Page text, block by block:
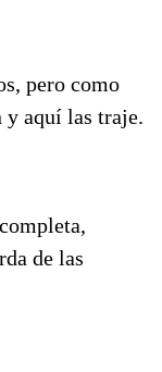
pero como
y aquí las traje.
de las